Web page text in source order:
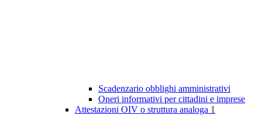
Scadenzario obblighi amministrativi
Oneri informativi per cittadini e imprese
Attestazioni OIV o struttura analoga 1